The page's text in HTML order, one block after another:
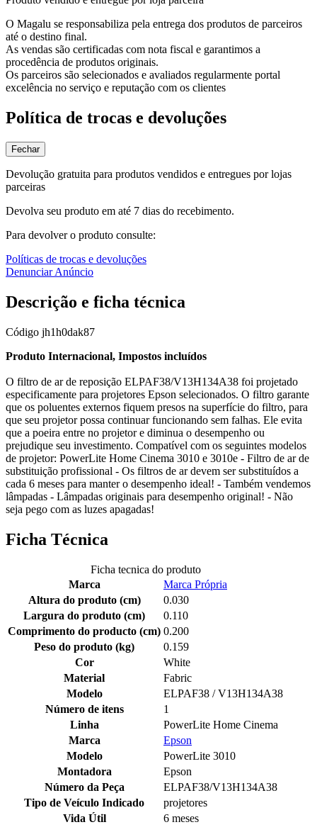
O Magalu se responsabiliza pela entrega dos produtos de parceiros
até o destino final.
As vendas são certificadas com nota fiscal e garantimos a
procedência de produtos originais.
Os parceiros são selecionados e avaliados regularmente portal
excelência no serviço e reputação com os clientes
Política de trocas e devoluções
Fechar
Devolução gratuita para produtos vendidos e entregues por lojas
parceiras
Devolva seu produto em até 7 dias do recebimento.
Para devolver o produto consulte:
Políticas de trocas e devoluções
Denunciar Anúncio
Descrição e ficha técnica
Código jh1h0dak87
Produto Internacional, Impostos incluídos
O filtro de ar de reposição ELPAF38/V13H134A38 foi projetado
especificamente para projetores Epson selecionados. O filtro garante
que os poluentes externos fiquem presos na superfície do filtro, para
que seu projetor possa continuar funcionando sem falhas. Ele evita
que a poeira entre no projetor e diminua o desempenho ou
prejudique seu investimento. Compatível com os seguintes modelos
de projetor: PowerLite Home Cinema 3010 e 3010e - Filtro de ar de
substituição profissional - Os filtros de ar devem ser substituídos a
cada 6 meses para manter o desempenho ideal! - Também vendemos
lâmpadas - Lâmpadas originais para desempenho original! - Não
seja pego com as luzes apagadas!
Ficha Técnica
Ficha tecnica do produto
Marca
Marca Própria
Altura do produto (cm)
0.030
Largura do produto (cm)
0.110
Comprimento do producto (cm) 0.200
Peso do produto (kg)
0.159
Cor
White
Material
Fabric
Modelo
ELPAF38 / V13H134A38
Número de itens
1
Linha
PowerLite Home Cinema
Marca
Epson
Modelo
PowerLite 3010
Montadora
Epson
Número da Peça
ELPAF38/V13H134A38
Tipo de Veículo Indicado
projetores
Vida Útil
6 meses